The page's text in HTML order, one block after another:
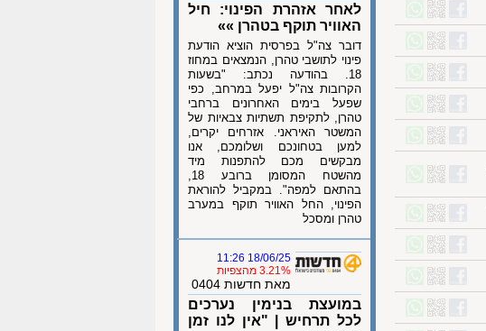
לאחר אזהרת הפינוי: חיל
האוויר תוקף בטהרן »»
דובר צה"ל בפרסית הוציא הודעת
פינוי לתושבי טהרן, הנמצאים במחוז
18. בהודעה נכתב: "בשעות
הקרובות צה"ל יפעל במרחב, כפי
שפעל בימים האחרונים ברחבי
טהרן, לתקיפת תשתיות צבאיות של
המשטר האיראני. אזרחים יקרים,
למען בטחונכם ושלומכם, אנו
מבקשים מכם להתפנות מיד
מהשטח המסומן ברובע 18,
בהתאם למפה". במקביל להוראת
הפינוי, החל האוויר תוקף במערב
טהרן ומסכל
18/06/25 11:26
3.21% מהצפיות
מאת חדשות 0404
במועצת בנימין נערכים
לכל תרחיש | "אין לנו זמן